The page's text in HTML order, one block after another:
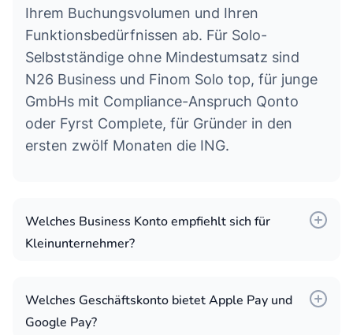
Ihrem Buchungsvolumen und Ihren
Funktionsbedürfnissen ab. Für Solo-
Selbstständige ohne Mindestumsatz sind
N26 Business und Finom Solo top, für junge
GmbHs mit Compliance-Anspruch Qonto
oder Fyrst Complete, für Gründer in den
ersten zwölf Monaten die ING.
Welches Business Konto empfiehlt sich für
Kleinunternehmer?
Buchungsvolumen und Solo-Tätigkeit fahren
mit N26 Business Standard, Finom Solo,
Welches Geschäftskonto bietet Apple Pay und
Google Pay?